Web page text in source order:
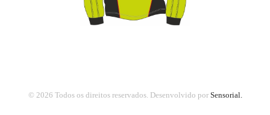
© 2026 Todos os direitos reservados. Desenvolvido por Sensorial.